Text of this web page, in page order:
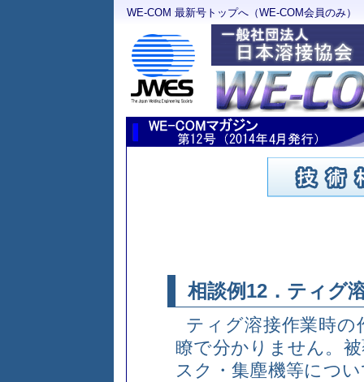
WE-COM 最新号トップへ（WE-COM会員のみ）
相談例12．ティグ
ティグ溶接作業時
瞭で分かりません。
スク・集塵機等につ